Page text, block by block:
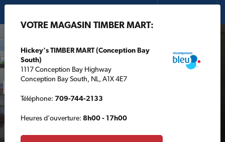
VOTRE MAGASIN TIMBER MART:
Hickey's TIMBER MART (Conception Bay
South)
1117 Conception Bay Highway
Conception Bay South, NL, A1X 4E7
Téléphone: 709-744-2133
Heures d'ouverture: 8h00 - 17h00